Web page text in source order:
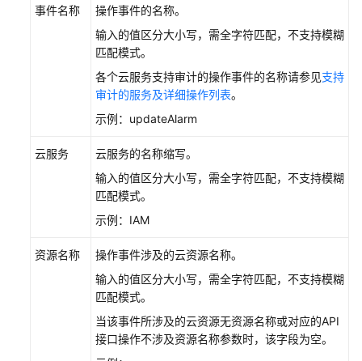
中
持
操
事件名称
操作事件的名称。
输入的值区分大小写，需全字符匹配，不支持模糊
匹配模式。
各个云服务支持审计的操作事件的名称请参见支持
审计的服务及详细操作列表。
示例：updateAlarm
云服务
云服务的名称缩写。
输入的值区分大小写，需全字符匹配，不支持模糊
匹配模式。
示例：IAM
资源名称
操作事件涉及的云资源名称。
输入的值区分大小写，需全字符匹配，不支持模糊
匹配模式。
当该事件所涉及的云资源无资源名称或对应的API
接口操作不涉及资源名称参数时，该字段为空。